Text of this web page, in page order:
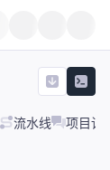
流水线 项目讨